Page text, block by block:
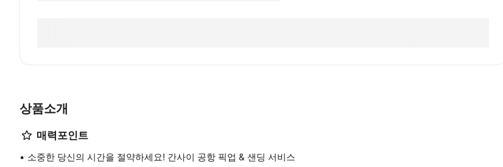
상품소개
매력포인트
소중한 당신의 시간을 절약하세요! 간사이 공항 픽업 & 샌딩 서비스